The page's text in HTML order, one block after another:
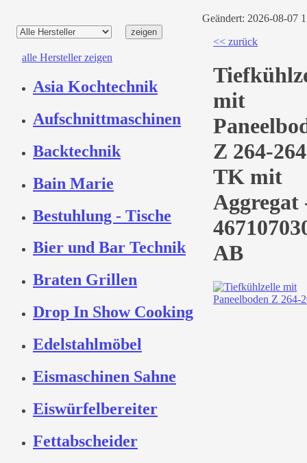
alle Hersteller zeigen
Asia Kochtechnik
Aufschnittmaschinen
Backtechnik
Bain Marie
Bestuhlung - Tische
Bier und Bar Technik
Braten Grillen
Drop In Show Cooking
Edelstahlmöbel
Eismaschinen Sahne
Eiswürfelbereiter
Fettabscheider
Geändert: 2026-08-07
<< zurück
mit
Z 264-
TK mit
Aggregat
AB